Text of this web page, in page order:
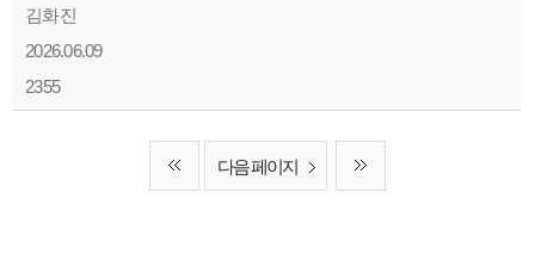
김화진
2026.06.09
2355
다음 페이지